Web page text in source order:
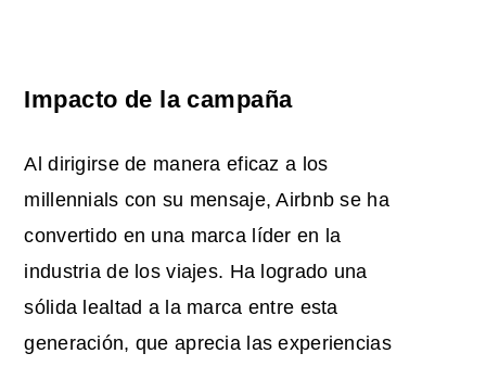
Impacto de la campaña
Al dirigirse de manera eficaz a los
millennials con su mensaje, Airbnb se ha
convertido en una marca líder en la
industria de los viajes. Ha logrado una
sólida lealtad a la marca entre esta
generación, que aprecia las experiencias